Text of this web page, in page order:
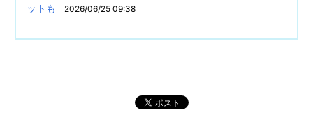
ットも
2026/06/25 09:38